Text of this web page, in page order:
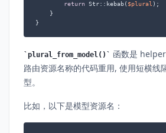
return Str::kebab( $plural );
    }
}
plural_from_model()
函数是
路由资源名称的代码重用, 使用短横线
型。
比如，以下是模型资源名：